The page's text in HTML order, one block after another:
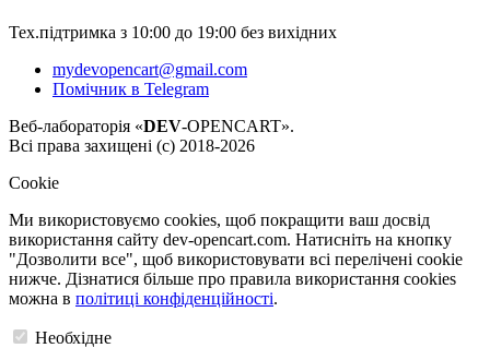
Тех.підтримка з 10:00 до 19:00 без вихідних
mydevopencart@gmail.com
Помічник в Telegram
Веб-лабораторія «DEV-OPENCART».
Всі права захищені (с) 2018-2026
Cookie
Ми використовуємо cookies, щоб покращити ваш досвід
використання сайту dev-opencart.com. Натисніть на кнопку
"Дозволити все", щоб використовувати всі перелічені cookie
нижче. Дізнатися більше про правила використання cookies
можна в політиці конфіденційності.
Необхідне